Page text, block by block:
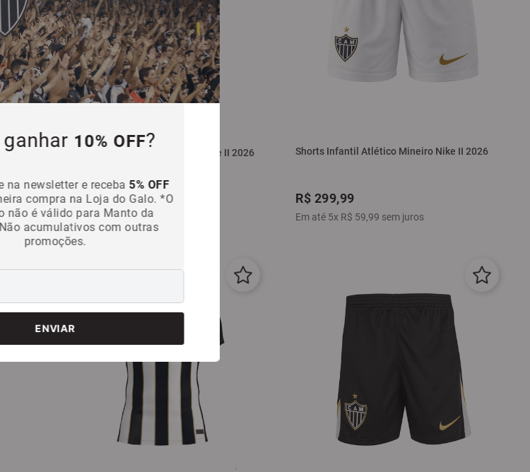
10% OFF?
na newsletter e receba 5% OFF
compra na Loja do Galo. *O
não é válido para Manto da
acumulativos com outras
promoções.
Camisa Infantil Atlético Mineiro Nike II 2026
R$ 349,99
Em até5x R$ 69,99 sem juros
Shorts Infantil Atlético Mineiro Nike II 2026
R$ 299,99
Em até 5x R$ 59,99 sem juros